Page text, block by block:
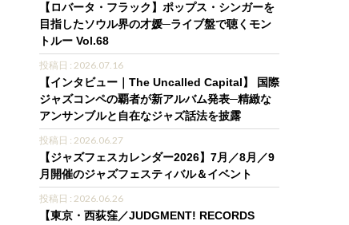
【ロバータ・フラック】ポップス・シンガーを
目指したソウル界の才媛─ライブ盤で聴くモン
トルー Vol.68
投稿日 : 2026.07.16
【インタビュー｜The Uncalled Capital】 国際
ジャズコンペの覇者が新アルバム発表─精緻な
アンサンブルと自在なジャズ話法を披露
投稿日 : 2026.06.27
【ジャズフェスカレンダー2026】7月／8月／9
月開催のジャズフェスティバル＆イベント
投稿日 : 2026.06.26
【東京・西荻窪／JUDGMENT! RECORDS